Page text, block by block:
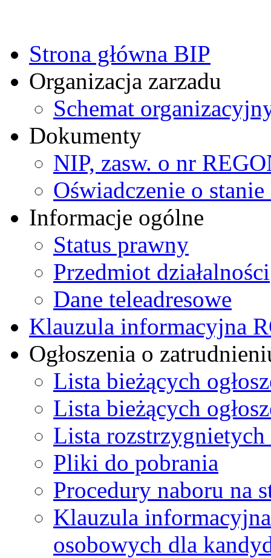
Strona główna BIP
Organizacja zarzadu
Schemat
Dokumenty
NIP, zasw. o nr
Oświadczenie o
Informacje ogólne
Status prawny
Przedmiot działalności
Dane teleadresowe
Klauzula informacyjna
Ogłoszenia o
Lista bieżących
Lista bieżących
Lista
Pliki do pobrania
Procedury naboru na
Klauzula
osobowych dla